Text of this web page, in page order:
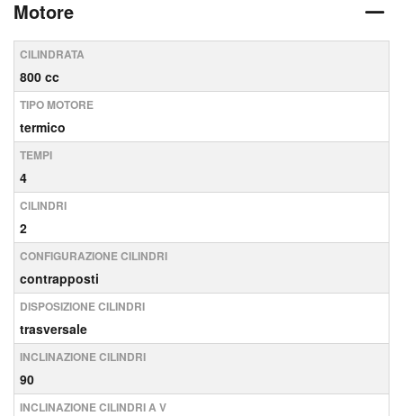
Motore
CILINDRATA
800 cc
TIPO MOTORE
termico
TEMPI
4
CILINDRI
2
CONFIGURAZIONE CILINDRI
contrapposti
DISPOSIZIONE CILINDRI
trasversale
INCLINAZIONE CILINDRI
90
INCLINAZIONE CILINDRI A V